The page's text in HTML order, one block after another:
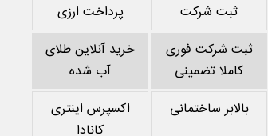
ثبت شرکت
پرداخت ارزی
ثبت شرکت فوری
کاملا تضمینی
خرید آنلاین طلای
آب شده
بالابر ساختمانی
اکسپرس اینتری
کانادا